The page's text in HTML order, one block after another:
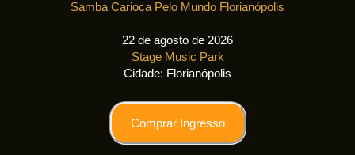
Samba Carioca Pelo Mundo Florianópolis
22 de agosto de 2026
Stage Music Park
Cidade: Florianópolis
Comprar Ingresso